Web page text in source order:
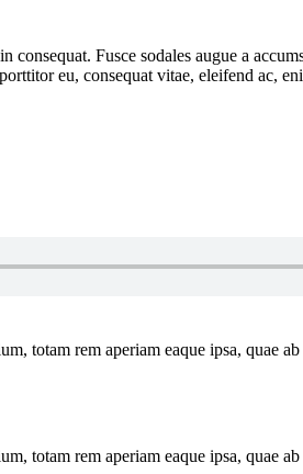
Fusce sodales augue a
eu, consequat vitae, eleifend ac,
totam rem aperiam eaque ipsa, quae
totam rem aperiam eaque ipsa, quae